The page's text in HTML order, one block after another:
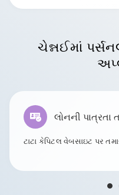
ચેન્નઈમાં
લોનની પાત્રતા
ટાટા કેપિટલ વેબસાઇટ પર